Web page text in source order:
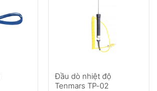
Đầu dò nhiệt độ
Tenmars TP-02